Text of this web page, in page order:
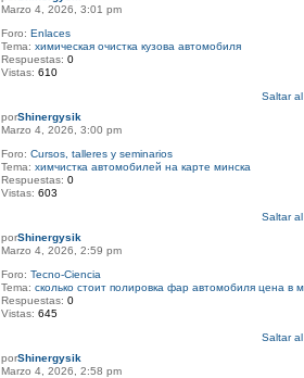
Marzo 4, 2026, 3:01 pm
Foro:Enlaces
Tema:химическая очистка кузова автомобиля
Respuestas:0
Vistas:610
Saltar
porShinergysik
Marzo 4, 2026, 3:00 pm
Foro:Cursos, talleres y seminarios
Tema:химчистка автомобилей на карте минска
Respuestas:0
Vistas:603
Saltar
porShinergysik
Marzo 4, 2026, 2:59 pm
Foro:Tecno-Ciencia
Tema:сколько стоит полировка фар автомобиля цена в
Respuestas:0
Vistas:645
Saltar
porShinergysik
Marzo 4, 2026, 2:58 pm